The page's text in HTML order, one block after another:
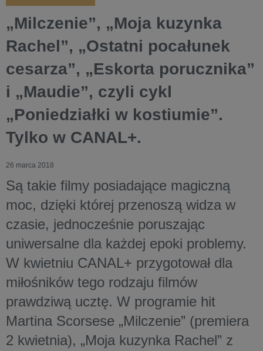
„Milczenie”, „Moja kuzynka
Rachel”, „Ostatni pocałunek
cesarza”, „Eskorta porucznika”
i „Maudie”, czyli cykl
„Poniedziałki w kostiumie”.
Tylko w CANAL+.
26 marca 2018
Są takie filmy posiadające magiczną
moc, dzięki której przenoszą widza w
czasie, jednocześnie poruszając
uniwersalne dla każdej epoki problemy.
W kwietniu CANAL+ przygotował dla
miłośników tego rodzaju filmów
prawdziwą ucztę. W programie hit
Martina Scorsese „Milczenie” (premiera
2 kwietnia), „Moja kuzynka Rachel” z